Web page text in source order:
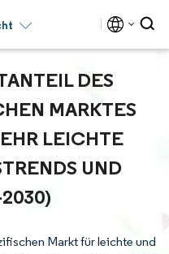
DES A
MARKTES F
LEICHTE J
UND P
Markt für leichte und